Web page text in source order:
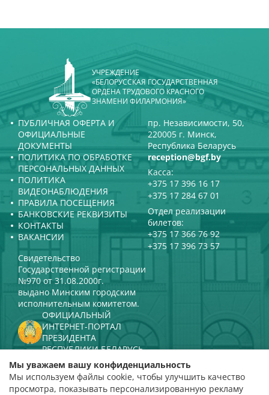
УЧРЕЖДЕНИЕ
«БЕЛОРУССКАЯ ГОСУДАРСТВЕННАЯ
ОРДЕНА ТРУДОВОГО КРАСНОГО
ЗНАМЕНИ ФИЛАРМОНИЯ»
ПУБЛИЧНАЯ ОФЕРТА И
ОФИЦИАЛЬНЫЕ
ДОКУМЕНТЫ
ПОЛИТИКА ПО ОБРАБОТКЕ
ПЕРСОНАЛЬНЫХ ДАННЫХ
ПОЛИТИКА
ВИДЕОНАБЛЮДЕНИЯ
ПРАВИЛА ПОСЕЩЕНИЯ
БАНКОВСКИЕ РЕКВИЗИТЫ
КОНТАКТЫ
ВАКАНСИИ
пр. Независимости, 50,
220005 г. Минск,
Республика Беларусь
reception@bgf.by
Касса:
+375 17 396 16 17
+375 17 284 67 01
Отдел реализации
билетов:
+375 17 366 76 92
+375 17 396 73 57
Свидетельство
Государственной регистрации
№970 от 31.08.2000г.
выдано Минским городским
исполнительным комитетом.
ОФИЦИАЛЬНЫЙ
ИНТЕРНЕТ-ПОРТАЛ
ПРЕЗИДЕНТА
РЕСПУБЛИКИ БЕЛАРУСЬ
МИНИСТЕРСТВО КУЛЬТУРЫ
РЕСПУБЛИКИ БЕЛАРУСЬ
ПОРТАЛ
Мы уважаем вашу конфиденциальность
Мы используем файлы cookie, чтобы улучшить качество
просмотра, показывать персонализированную рекламу